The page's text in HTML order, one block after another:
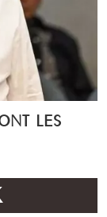
LES